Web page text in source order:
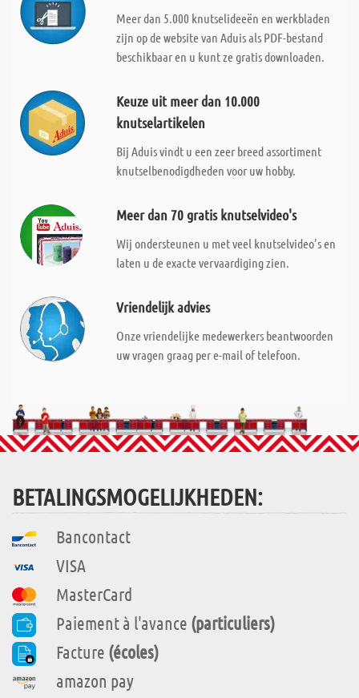
Meer dan 5.000 knutselideeën en werkbladen
zijn op de website van Aduis als PDF-bestand
beschikbaar en u kunt ze gratis downloaden.
Keuze uit meer dan 10.000
knutselartikelen
Bij Aduis vindt u een zeer breed assortiment
knutselbenodigdheden voor uw hobby.
Meer dan 70 gratis knutselvideo's
Wij ondersteunen u met veel knutselvideo's en
laten u de exacte vervaardiging zien.
Vriendelijk advies
Onze vriendelijke medewerkers beantwoorden
uw vragen graag per e-mail of telefoon.
BETALINGSMOGELIJKHEDEN:
Bancontact
VISA
MasterCard
Paiement à l'avance (particuliers)
Facture (écoles)
amazon pay